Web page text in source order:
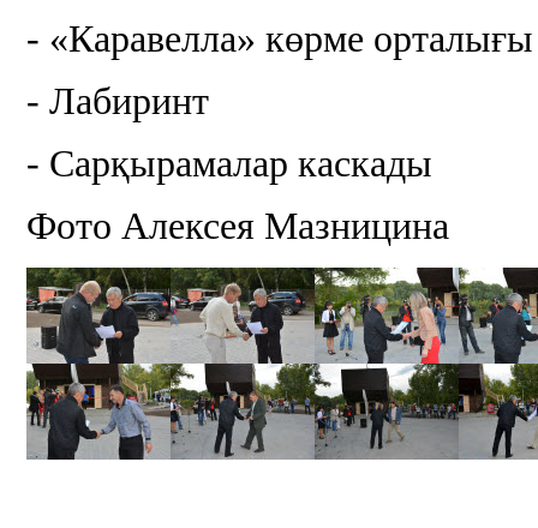
- «Каравелла» көрме орталығы
- Лабиринт
- Сарқырамалар каскады
Фото Алексея Мазницина